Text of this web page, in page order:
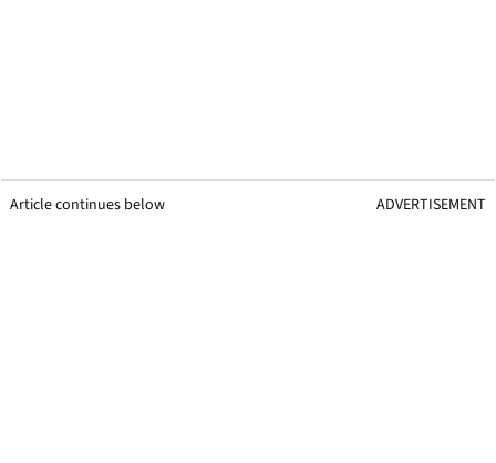
Article continues below ADVERTISEMENT